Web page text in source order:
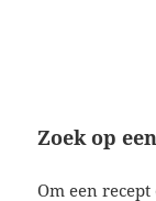
Zoek op
Om een